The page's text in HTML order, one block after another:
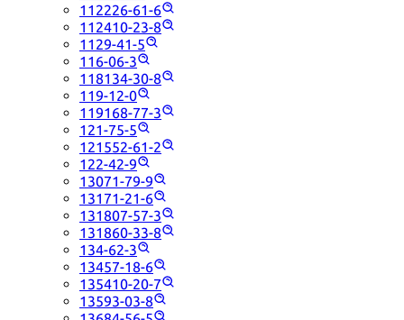
112226-61-6
112410-23-8
1129-41-5
116-06-3
118134-30-8
119-12-0
119168-77-3
121-75-5
121552-61-2
122-42-9
13071-79-9
13171-21-6
131807-57-3
131860-33-8
134-62-3
13457-18-6
135410-20-7
13593-03-8